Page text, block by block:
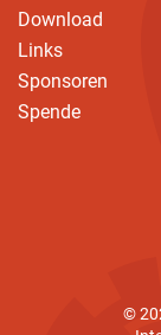
Download
Links
Sponsoren
Spende
©